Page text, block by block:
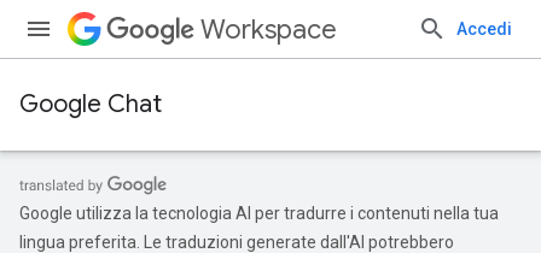
Workspace Accedi
Google Chat
Google utilizza la tecnologia AI per tradurre i contenuti nella tua
lingua preferita. Le traduzioni generate dall'AI potrebbero